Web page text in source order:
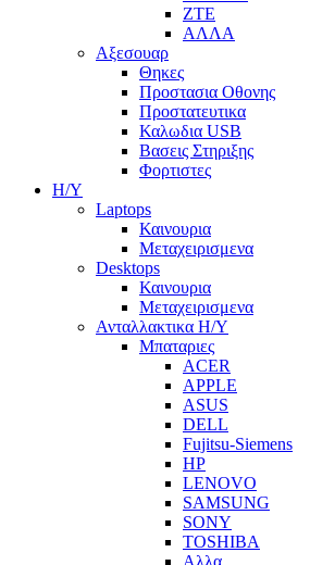
ZTE
ΑΛΛΑ
Αξεσουαρ
Θηκες
Προστασια Οθονης
Προστατευτικα
Καλωδια USB
Βασεις Στηριξης
Φορτιστες
Η/Υ
Laptops
Καινουρια
Μεταχειρισμενα
Desktops
Καινουρια
Μεταχειρισμενα
Ανταλλακτικα H/Y
Μπαταριες
ACER
APPLE
ASUS
DELL
Fujitsu-Siemens
HP
LENOVO
SAMSUNG
SONY
TOSHIBA
Αλλα